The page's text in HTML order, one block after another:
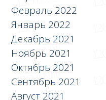
Февраль 2022
Январь 2022
Декабрь 2021
Ноябрь 2021
Октябрь 2021
Сентябрь 2021
Август 2021